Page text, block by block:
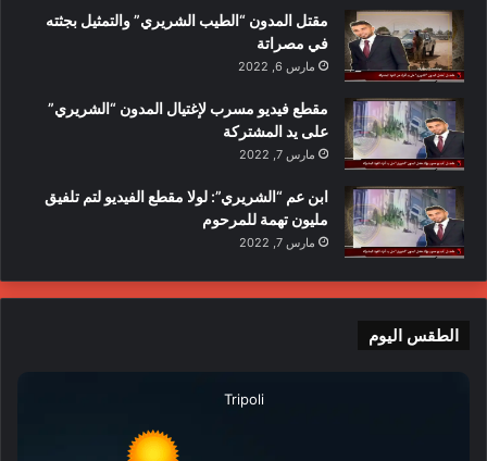
مقتل المدون “الطيب الشريري” والتمثيل بجثته
في مصراتة
مارس 6, 2022
مقطع فيديو مسرب لإغتيال المدون “الشريري”
على يد المشتركة
مارس 7, 2022
ابن عم “الشريري”: لولا مقطع الفيديو لتم تلفيق
مليون تهمة للمرحوم
مارس 7, 2022
الطقس اليوم
Tripoli